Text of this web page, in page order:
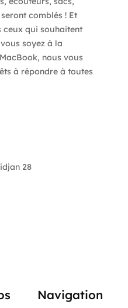
comblés ! Et
ceux qui souhaitent
soyez à la
nous vous
à répondre à toutes
28
Navigation